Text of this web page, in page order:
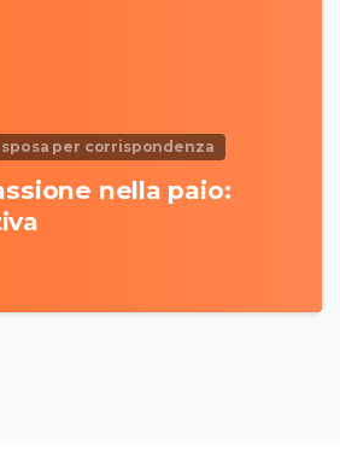
per corrispondenza
nella paio: